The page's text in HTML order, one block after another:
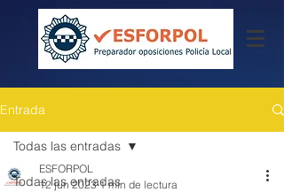
Entrada
Todas las entradas
Todas las entradas
ESFORPOL
12 jun 2023 1 min de lectura